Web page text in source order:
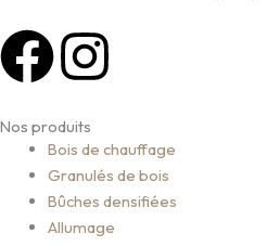
F
a
c
e
I
n
s
t
Nos produits
Bois de chauffage
Granulés de bois
Bûches densifiées
Allumage